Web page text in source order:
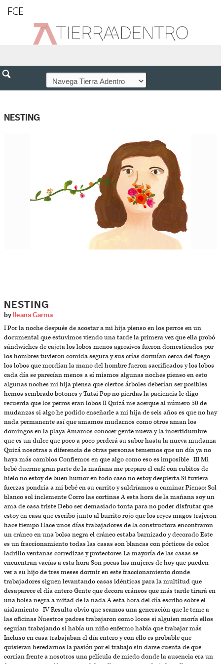
FCE
NESTING
NESTING
by Ileana Garma
I Por la noche después de acostar a mi hija pienso en los perros en un
documental que estuvimos viendo una tarde la primera vez que ella probó
sándwiches de cajeta los lobos menos agresivos fueron domesticados por
los hombres tuvieron comida segura y sus crías dormían cerca del fuego
los lobos que mordían la mano del hombre fueron sacrificados y los lobos
cada día se parecían menos a sí mismos algunas noches pienso en esto
algunas noches mi hija piensa que ciertos árboles deberían ser posibles
hemos sembrado botones y Tutsi Pop no pierdas la paciencia le digo
recuerda que los perros eran lobos II Quizá me acerque al número 50 de
mudanzas si algo he podido enseñarle a mi hija de seis años es que no hay
nada permanente así que amamos mudarnos como otros aman los
domingos en la playa Amamos conocer gente nueva y la incertidumbre
que es un dulce que poco a poco perderá su sabor hasta la nueva mudanza
Quizá nosotras a diferencia de otras personas tememos que un día ya no
haya más cambios Confiemos en que algo como eso es imposible III Mi
bebé duerme gran parte de la mañana me preparo el café con cubitos de
hielo no estoy de buen humor en todo caso no estoy despierta Si tuviera
fuerzas pondría a mi bebé en su carrito y saldríamos a caminar Pienso: Sol
blanco sol inclemente Corro las cortinas A esta hora de la mañana soy un
ama de casa triste Debo ser demasiado tonta para no poder disfrutar que
estoy en casa que escribo junto al burrito rojo que los reyes magos trajeron
hace tiempo Hace unos días trabajadores de la constructora encontraron
un cráneo en una bolsa negra el cráneo estaba barnizado y decorado Este
es un fraccionamiento todas las casas son blancas con pórticos de color
ladrillo ventanas corredizas y protectores La mayoría de las casas se
encuentran vacías a esta hora Son pocas las mujeres de hoy que pueden
ver a su hijo de tres meses dormir en este fraccionamiento donde
trabajadores siguen levantando casas idénticas para la multitud que
desaparece el día entero Gente que decora cráneos que más tarde tirará en
una bolsa negra a mitad de la nada A esta hora del día escribo sobre el
aislamiento IV Resulta obvio que seamos una generación que le teme a
las oficinas Nuestros padres trabajaron como locos si alguien moría ellos
seguían trabajando si había un niño enfermo había que trabajar más
Incluso en casa trabajaban el día entero y con ello es probable que
quisieran heredarnos la pasión por el trabajo sin darse cuenta de que
corrían frente a nosotros una película de miedo donde la ausencia era un